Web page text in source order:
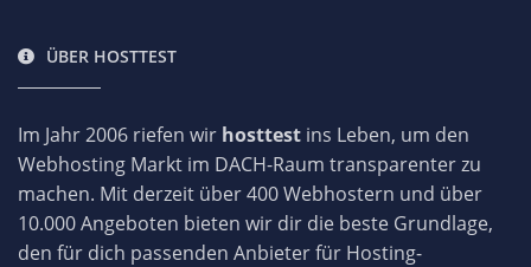
ÜBER HOSTTEST
Im Jahr 2006 riefen wir hosttest ins Leben, um den
Webhosting Markt im DACH-Raum transparenter zu
machen. Mit derzeit über 400 Webhostern und über
10.000 Angeboten bieten wir dir die beste Grundlage,
den für dich passenden Anbieter für Hosting-